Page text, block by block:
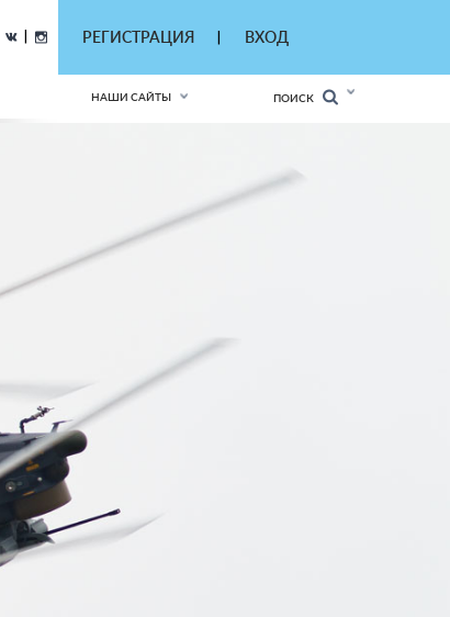
РЕГИСТРАЦИЯ ВХОД
НАШИ САЙТЫ ПОИСК